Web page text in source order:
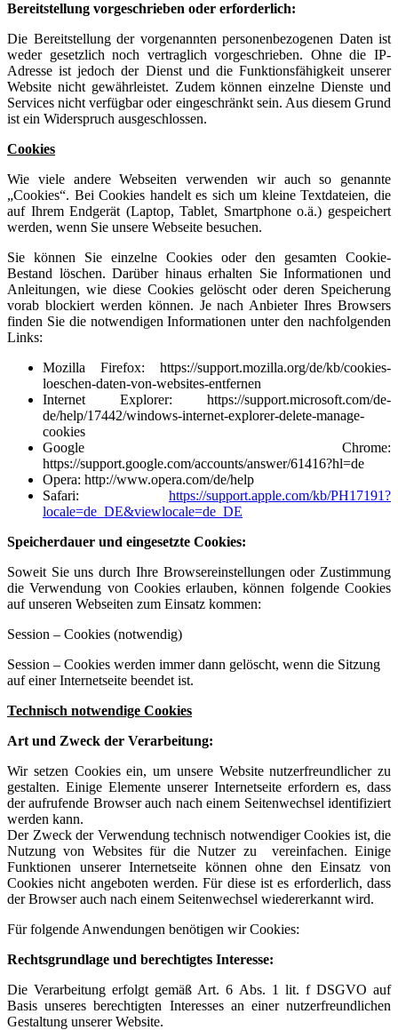
Bereitstellung vorgeschrieben oder erforderlich:
Die Bereitstellung der vorgenannten personenbezogenen Daten ist
weder gesetzlich noch vertraglich vorgeschrieben. Ohne die IP-
Adresse ist jedoch der Dienst und die Funktionsfähigkeit unserer
Website nicht gewährleistet. Zudem können einzelne Dienste und
Services nicht verfügbar oder eingeschränkt sein. Aus diesem Grund
ist ein Widerspruch ausgeschlossen.
Cookies
Wie viele andere Webseiten verwenden wir auch so genannte
„Cookies“. Bei Cookies handelt es sich um kleine Textdateien, die
auf Ihrem Endgerät (Laptop, Tablet, Smartphone o.ä.) gespeichert
werden, wenn Sie unsere Webseite besuchen.
Sie können Sie einzelne Cookies oder den gesamten Cookie-
Bestand löschen. Darüber hinaus erhalten Sie Informationen und
Anleitungen, wie diese Cookies gelöscht oder deren Speicherung
vorab blockiert werden können. Je nach Anbieter Ihres Browsers
finden Sie die notwendigen Informationen unter den nachfolgenden
Links:
Mozilla Firefox: https://support.mozilla.org/de/kb/cookies-
loeschen-daten-von-websites-entfernen
Internet Explorer: https://support.microsoft.com/de-
de/help/17442/windows-internet-explorer-delete-manage-
cookies
Google Chrome:
https://support.google.com/accounts/answer/61416?hl=de
Opera: http://www.opera.com/de/help
Safari: https://support.apple.com/kb/PH17191?
locale=de_DE&viewlocale=de_DE
Speicherdauer und eingesetzte Cookies:
Soweit Sie uns durch Ihre Browsereinstellungen oder Zustimmung
die Verwendung von Cookies erlauben, können folgende Cookies
auf unseren Webseiten zum Einsatz kommen:
Session – Cookies (notwendig)
Session – Cookies werden immer dann gelöscht, wenn die Sitzung
auf einer Internetseite beendet ist.
Technisch notwendige Cookies
Art und Zweck der Verarbeitung:
Wir setzen Cookies ein, um unsere Website nutzerfreundlicher zu
gestalten. Einige Elemente unserer Internetseite erfordern es, dass
der aufrufende Browser auch nach einem Seitenwechsel identifiziert
werden kann.
Der Zweck der Verwendung technisch notwendiger Cookies ist, die
Nutzung von Websites für die Nutzer zu vereinfachen. Einige
Funktionen unserer Internetseite können ohne den Einsatz von
Cookies nicht angeboten werden. Für diese ist es erforderlich, dass
der Browser auch nach einem Seitenwechsel wiedererkannt wird.
Für folgende Anwendungen benötigen wir Cookies:
Rechtsgrundlage und berechtigtes Interesse:
Die Verarbeitung erfolgt gemäß Art. 6 Abs. 1 lit. f DSGVO auf
Basis unseres berechtigten Interesses an einer nutzerfreundlichen
Gestaltung unserer Website.